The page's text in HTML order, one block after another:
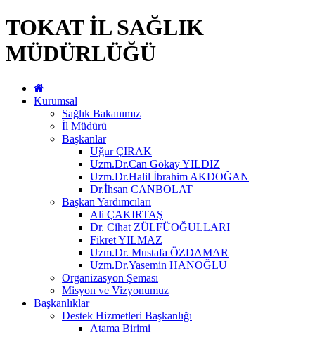
TOKAT İL SAĞLIK
MÜDÜRLÜĞÜ
Kurumsal
Sağlık Bakanımız
İl Müdürü
Başkanlar
Uğur ÇIRAK
Uzm.Dr.Can Gökay YILDIZ
Uzm.Dr.Halil İbrahim AKDOĞAN
Dr.İhsan CANBOLAT
Başkan Yardımcıları
Ali ÇAKIRTAŞ
Dr. Cihat ZÜLFÜOĞULLARI
Fikret YILMAZ
Uzm.Dr. Mustafa ÖZDAMAR
Uzm.Dr.Yasemin HANOĞLU
Organizasyon Şeması
Misyon ve Vizyonumuz
Başkanlıklar
Destek Hizmetleri Başkanlığı
Atama Birimi